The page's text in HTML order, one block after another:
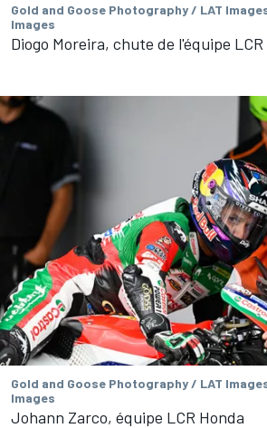
Gold and Goose Photography / LAT
Images
Diogo Moreira, chute de l'équipe
Gold and Goose Photography / LAT
Images
Johann Zarco, équipe LCR Honda